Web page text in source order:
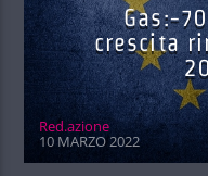
Gas:-
crescita
Red.azione
10 MARZO 2022